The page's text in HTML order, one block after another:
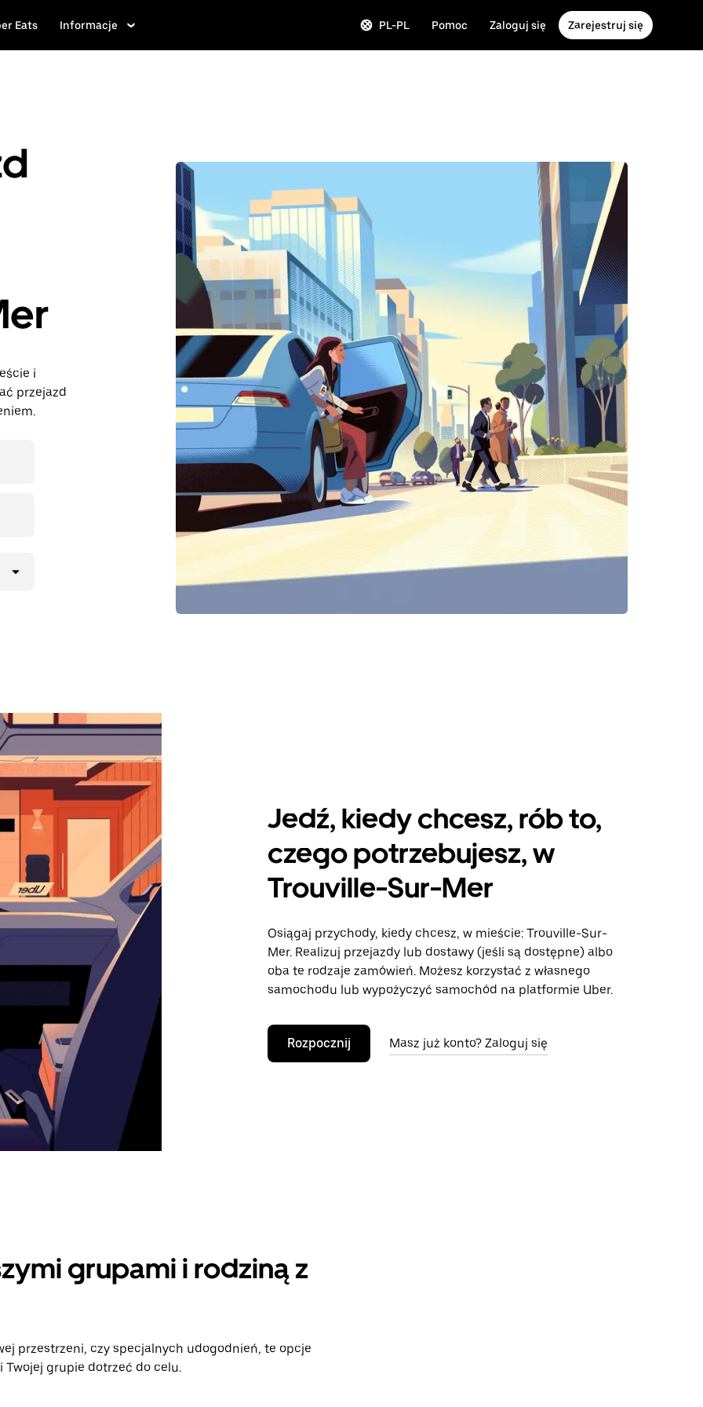
Eats Informacje PL-PL Pomoc Zaloguj się Zarejestruj się
i
przejazd
Jedź, kiedy chcesz, rób to,
czego potrzebujesz, w
Trouville-Sur-Mer
Osiągaj przychody, kiedy chcesz, w mieście: Trouville-Sur-
Mer. Realizuj przejazdy lub dostawy (jeśli są dostępne) albo
oba te rodzaje zamówień. Możesz korzystać z własnego
samochodu lub wypożyczyć samochód na platformie Uber.
Rozpocznij Masz już konto? Zaloguj się
grupami i rodziną z
przestrzeni, czy specjalnych udogodnień, te opcje
Twojej grupie dotrzeć do celu.